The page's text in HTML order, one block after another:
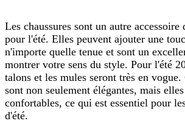
Les chaussures sont un autre accessoire
pour l'été. Elles peuvent ajouter une
n'importe quelle tenue et sont un
montrer votre sens du style. Pour l'été
talons et les mules seront très en vogue.
sont non seulement élégantes, mais
confortables, ce qui est essentiel pour
d'été.